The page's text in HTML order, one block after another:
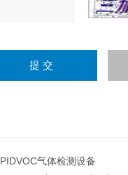
气体检测设备